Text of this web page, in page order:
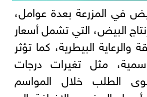
في المزرعة بعدة عوامل،
البيض، التي تشمل أسعار
والرعاية البيطرية، كما تؤثر
مثل تغيرات درجات
الطلب خلال المواسم